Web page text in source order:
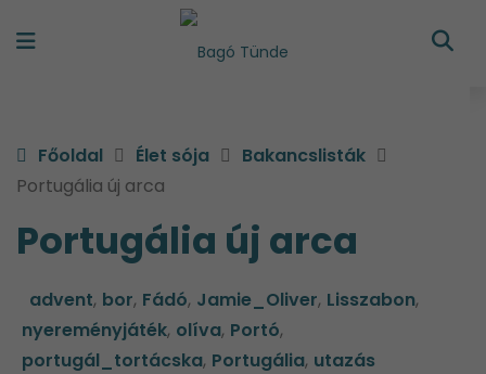
Főoldal Élet sója
Bakancslisták
Portugália új arca
Portugália új arca
advent, bor, Fádó, Jamie_Oliver, Lisszabon,
nyereményjáték, olíva, Portó,
portugál_tortácska, Portugália, utazás